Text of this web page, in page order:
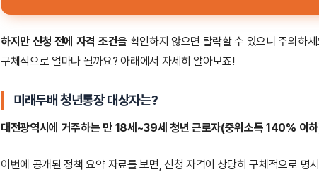
하지만 신청 전에 자격 조건을 확인하지 않으면 탈락할 수 있으니 주의하
구체적으로 얼마나 될까요? 아래에서 자세히 알아보죠!
미래두배 청년통장 대상자는?
대전광역시에 거주하는 만 18세~39세 청년 근로자(중위소득 140% 이
이번에 공개된 정책 요약 자료를 보면, 신청 자격이 상당히 구체적으로 명